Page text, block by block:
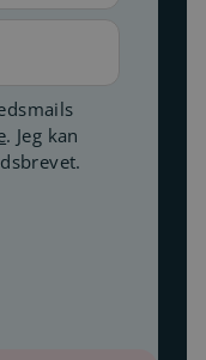
. Jeg kan